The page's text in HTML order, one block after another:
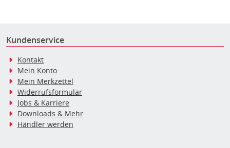
Kundenservice
Kontakt
Mein Konto
Mein Merkzettel
Widerrufsformular
Jobs & Karriere
Downloads & Mehr
Händler werden